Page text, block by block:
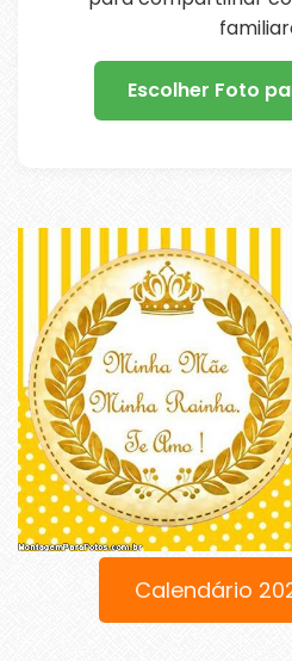
Escolher Foto
Calendário